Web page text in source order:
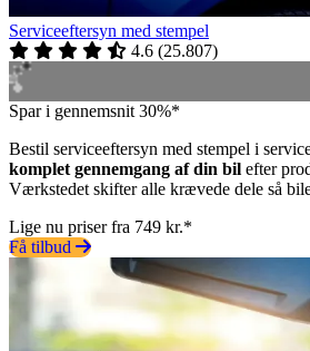
Serviceeftersyn med stempel
4.6 (25.807)
Spar i gennemsnit 30%*
Bestil serviceeftersyn med stempel i
komplet gennemgang af din bil efter
Værkstedet skifter alle krævede dele så
Lige nu priser fra 749 kr.*
Få tilbud